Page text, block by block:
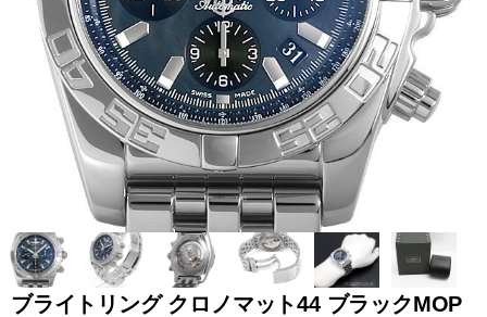
オーデマピゲ ウブロ カルティエ
ブライトリング クロノマット44 ブラックMOP